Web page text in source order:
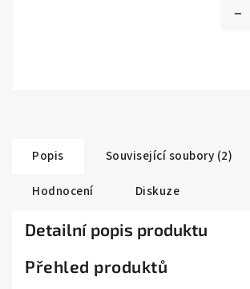
Popis
Související soubory (2)
Hodnocení
Diskuze
Detailní popis produktu
Přehled produktů